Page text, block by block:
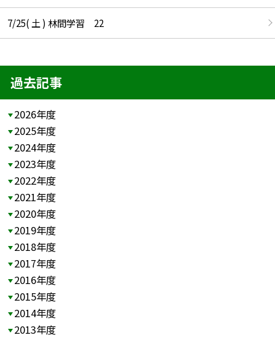
7/25( 土 ) 林間学習 22
過去記事
2026年度
2025年度
2024年度
2023年度
2022年度
2021年度
2020年度
2019年度
2018年度
2017年度
2016年度
2015年度
2014年度
2013年度